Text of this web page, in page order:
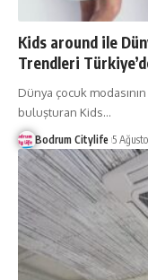
Kids around ile
Trendleri
Dünya çocuk
buluşturan Kids…
Bodrum Citylife 5